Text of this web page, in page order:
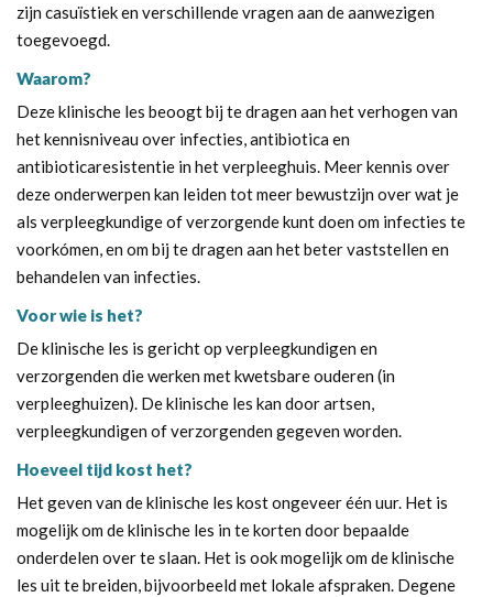
zijn casuïstiek en verschillende vragen aan de aanwezigen
toegevoegd.
Waarom?
Deze klinische les beoogt bij te dragen aan het verhogen van
het kennisniveau over infecties, antibiotica en
antibioticaresistentie in het verpleeghuis. Meer kennis over
deze onderwerpen kan leiden tot meer bewustzijn over wat je
als verpleegkundige of verzorgende kunt doen om infecties te
voorkómen, en om bij te dragen aan het beter vaststellen en
behandelen van infecties.
Voor wie is het?
De klinische les is gericht op verpleegkundigen en
verzorgenden die werken met kwetsbare ouderen (in
verpleeghuizen). De klinische les kan door artsen,
verpleegkundigen of verzorgenden gegeven worden.
Hoeveel tijd kost het?
Het geven van de klinische les kost ongeveer één uur. Het is
mogelijk om de klinische les in te korten door bepaalde
onderdelen over te slaan. Het is ook mogelijk om de klinische
les uit te breiden, bijvoorbeeld met lokale afspraken. Degene